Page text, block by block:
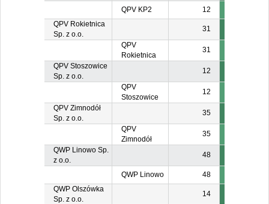
QPV KP2
12
QPV Rokietnica
Sp. z o.o.
31
QPV
Rokietnica
31
QPV Stoszowice
Sp. z o.o.
12
QPV
Stoszowice
12
QPV Zimnodół
Sp. z o.o.
35
QPV
Zimnodół
35
QWP Linowo Sp.
z o.o.
48
QWP Linowo
48
QWP Olszówka
Sp. z o.o.
14